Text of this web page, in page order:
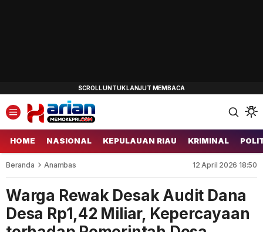
HOME NASIONAL KEPULAUAN RIAU KRIMINAL
Beranda Anambas 12 April 2026 18:50
Warga Rewak Desak Audit Dana
Desa Rp1,42 Miliar, Kepercayaan